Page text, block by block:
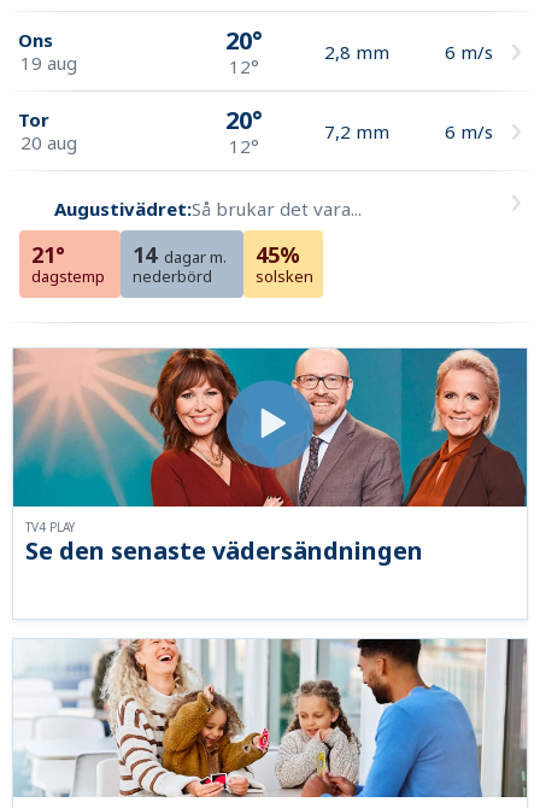
Ons
19 aug
20°
12°
2,8 mm 6 m/s
Tor
20 aug
20°
12°
7,2 mm 6 m/s
Augustivädret:Så brukar det vara...
21°
dagstemp
14 dagar m.
nederbörd
45%
solsken
Se den senaste vädersändningen
TV4 PLAY